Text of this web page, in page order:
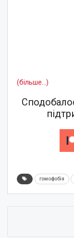
(більше…)
гомофобія